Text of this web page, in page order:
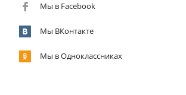
Мы в Facebook
Мы ВКонтакте
Мы в Одноклассниках